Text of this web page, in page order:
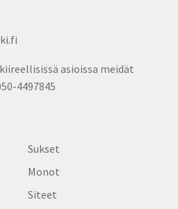
asioissa meidät
4497845
Sukset
Monot
Siteet